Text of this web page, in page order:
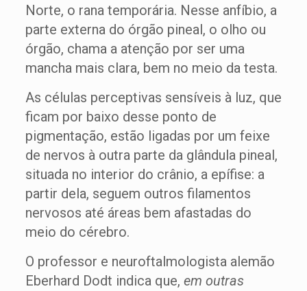
Norte, o rana temporária. Nesse anfíbio, a
parte externa do órgão pineal, o olho ou
órgão, chama a atenção por ser uma
mancha mais clara, bem no meio da testa.
As células perceptivas sensíveis à luz, que
ficam por baixo desse ponto de
pigmentação, estão ligadas por um feixe
de nervos à outra parte da glândula pineal,
situada no interior do crânio, a epífise: a
partir dela, seguem outros filamentos
nervosos até áreas bem afastadas do
meio do cérebro.
O professor e neuroftalmologista alemão
Eberhard Dodt indica que, em outras